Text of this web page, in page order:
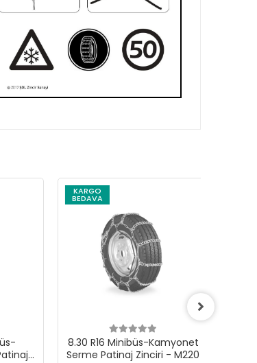
KARGO
BEDAVA
8.30 R16 Minibüs-Kamyonet
Serme Patinaj Zinciri - M220